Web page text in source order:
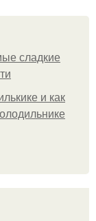
сладкие
и как